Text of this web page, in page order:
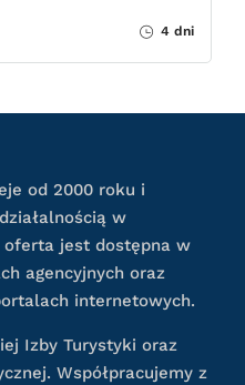
4 dni
od 2000 roku i
w
jest dostępna w
agencyjnych oraz
internetowych.
Izby Turystyki oraz
Współpracujemy z